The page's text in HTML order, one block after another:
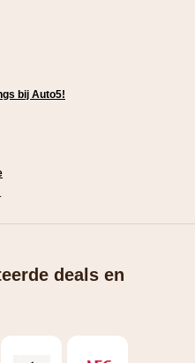
bij Auto5!
deals en